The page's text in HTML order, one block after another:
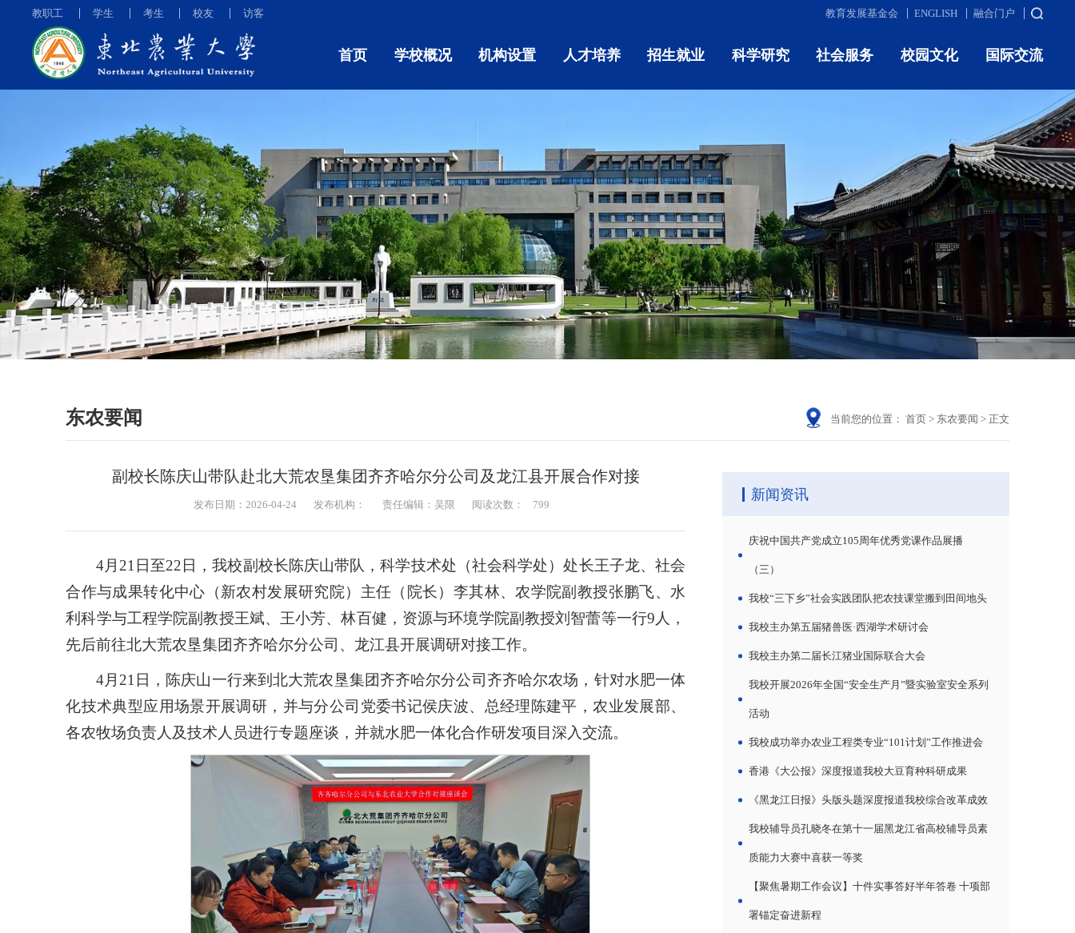
教职工 学生 考生 校友 访客 教育发展基金会 ENGLISH 融合门户
首页 学校概况 机构设置 人才培养 招生就业 科学研究 社会服务 校园文化 国际交流
东农要闻 当前您的位置： 首页 > 东农要闻 > 正文
副校长陈庆山带队赴北大荒农垦集团齐齐哈尔分公司及龙江县开展合作对接
发布日期：2026-04-24 发布机构： 责任编辑：吴限 阅读次数： 799
4月21日至22日，我校副校长陈庆山带队，科学技术处（社会科学处）处长王子龙、社会
合作与成果转化中心（新农村发展研究院）主任（院长）李其林、农学院副教授张鹏飞、水
利科学与工程学院副教授王斌、王小芳、林百健，资源与环境学院副教授刘智蕾等一行9人，
先后前往北大荒农垦集团齐齐哈尔分公司、龙江县开展调研对接工作。
4月21日，陈庆山一行来到北大荒农垦集团齐齐哈尔分公司齐齐哈尔农场，针对水肥一体
化技术典型应用场景开展调研，并与分公司党委书记侯庆波、总经理陈建平，农业发展部、
各农牧场负责人及技术人员进行专题座谈，并就水肥一体化合作研发项目深入交流。
新闻资讯
庆祝中国共产党成立105周年优秀党课作品展播
（三）
我校“三下乡”社会实践团队把农技课堂搬到田间地头
我校主办第五届猪兽医·西湖学术研讨会
我校主办第二届长江猪业国际联合大会
我校开展2026年全国“安全生产月”暨实验室安全系列
活动
我校成功举办农业工程类专业“101计划”工作推进会
香港《大公报》深度报道我校大豆育种科研成果
《黑龙江日报》头版头题深度报道我校综合改革成效
我校辅导员孔晓冬在第十一届黑龙江省高校辅导员素
质能力大赛中喜获一等奖
【聚焦暑期工作会议】十件实事答好半年答卷 十项部
署锚定奋进新程